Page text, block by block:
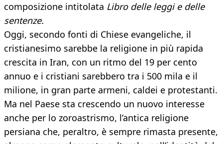
composizione intitolata Libro delle leggi e delle
sentenze.
Oggi, secondo fonti di Chiese evangeliche, il
cristianesimo sarebbe la religione in più rapida
crescita in Iran, con un ritmo del 19 per cento
annuo e i cristiani sarebbero tra i 500 mila e il
milione, in gran parte armeni, caldei e protestanti.
Ma nel Paese sta crescendo un nuovo interesse
anche per lo zoroastrismo, l’antica religione
persiana che, peraltro, è sempre rimasta presente,